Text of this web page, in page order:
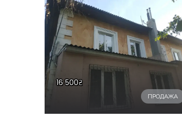
16 500₴
ПРОДАЖА